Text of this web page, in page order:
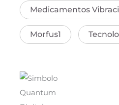
Medicamentos
Morfus1